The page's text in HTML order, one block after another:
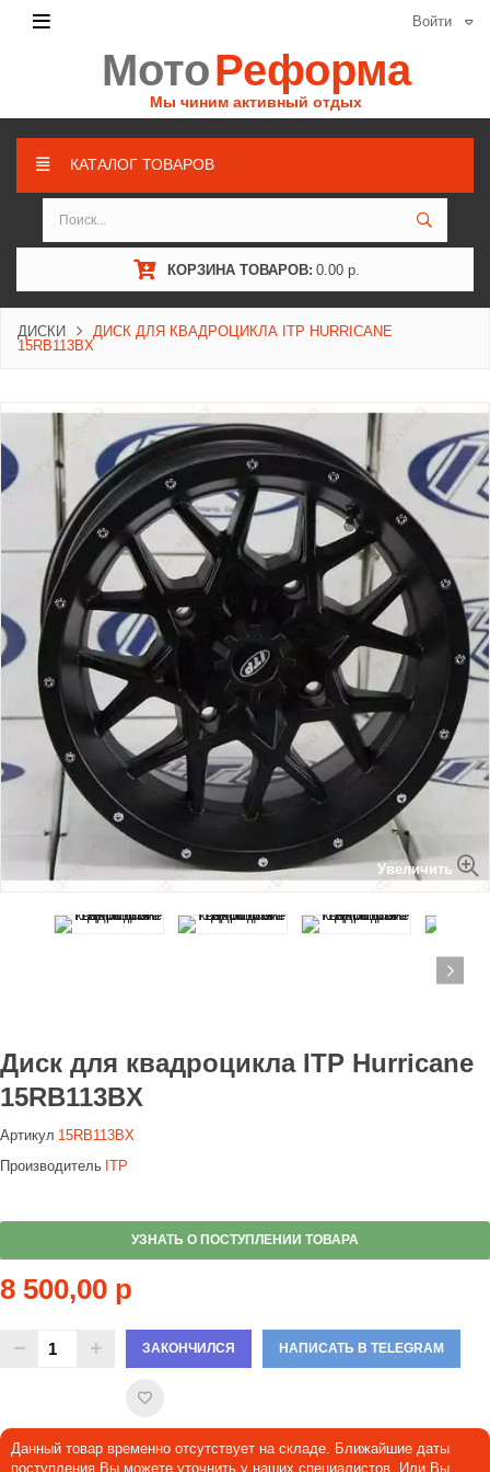
Войти
МотоРеформа
Мы чиним активный отдых
КАТАЛОГ ТОВАРОВ
КОРЗИНА ТОВАРОВ: 0.00 р.
ДИСКИ
ДИСК ДЛЯ КВАДРОЦИКЛА ITP HURRICANE
15RB113BX
Увеличить
Диск для квадроцикла ITP Hurricane
15RB113BX
Артикул 15RB113BX
Производитель ITP
УЗНАТЬ О ПОСТУПЛЕНИИ ТОВАРА
8 500,00 р
ЗАКОНЧИЛСЯ НАПИСАТЬ В TELEGRAM
Данный товар временно отсутствует на складе. Ближайшие даты
поступления Вы можете уточнить у наших специалистов. Или Вы